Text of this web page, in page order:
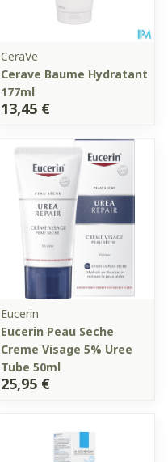
CeraVe
Cerave Baume Hydratant
177ml
13,45 €
Eucerin
Eucerin Peau Seche
Creme Visage 5% Uree
Tube 50ml
25,95 €